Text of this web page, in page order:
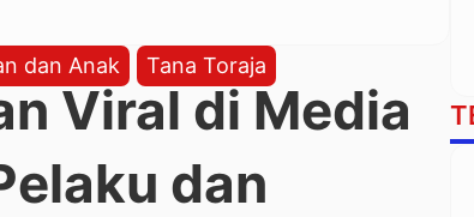
dan Anak Tana Toraja
Viral di Media
dan